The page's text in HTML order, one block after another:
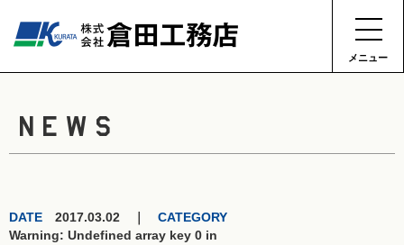
メニュー
NEWS
DATE 2017.03.02 ｜ CATEGORY
Warning: Undefined array key 0 in